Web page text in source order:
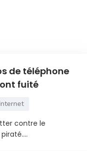
de téléphone
fuité
Internet
contre le